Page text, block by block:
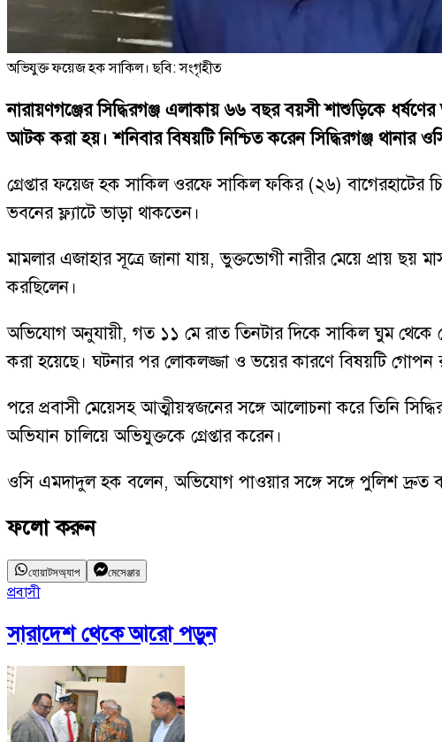
অভিযুক্ত ফয়েজ হক সাকিল। ছবি: সংগৃহীত
নারায়ণগঞ্জের সিদ্ধিরগঞ্জ এলাকায় ৬৬ বছর বয়সী শাশুড়িকে
আটক করা হয়। শনিবার বিষয়টি নিশ্চিত করেন সিদ্ধিরগঞ্জ থানার
গ্রেপ্তার ফয়েজ হক সাকিল ওরফে সাকিল ফকির (২৬) বাগেরহাটের
ভবনের ফ্ল্যাটে ভাড়া থাকতেন।
মামলার এজাহার সূত্রে জানা যায়, ভুক্তভোগী নারীর মেয়ে প্রায়
করছিলেন।
অভিযোগ অনুযায়ী, গত ১১ মে রাত তিনটার দিকে সাকিল ঘুম থেকে
করা হয়েছে। ঘটনার পর লোকলজ্জা ও ভয়ের কারণে বিষয়টি গোপন
পরে প্রবাসী মেয়েসহ আত্মীয়স্বজনের সঙ্গে আলোচনা করে তিনি
অভিযান চালিয়ে অভিযুক্তকে গ্রেপ্তার করেন।
ওসি এমদাদুল হক বলেন, অভিযোগ পাওয়ার সঙ্গে সঙ্গে পুলিশ দ্রুত
ফলো করুন
হোয়াটসঅ্যাপ মেসেঞ্জার
প্রবাসী
সারাদেশথেকে আরো পড়ুন